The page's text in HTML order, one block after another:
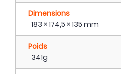
Dimensions
183 × 174,5 × 135 mm
Poids
341g